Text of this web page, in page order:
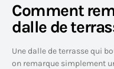
Comment
dalle de
Une dalle de terrasse qui
on remarque simplement